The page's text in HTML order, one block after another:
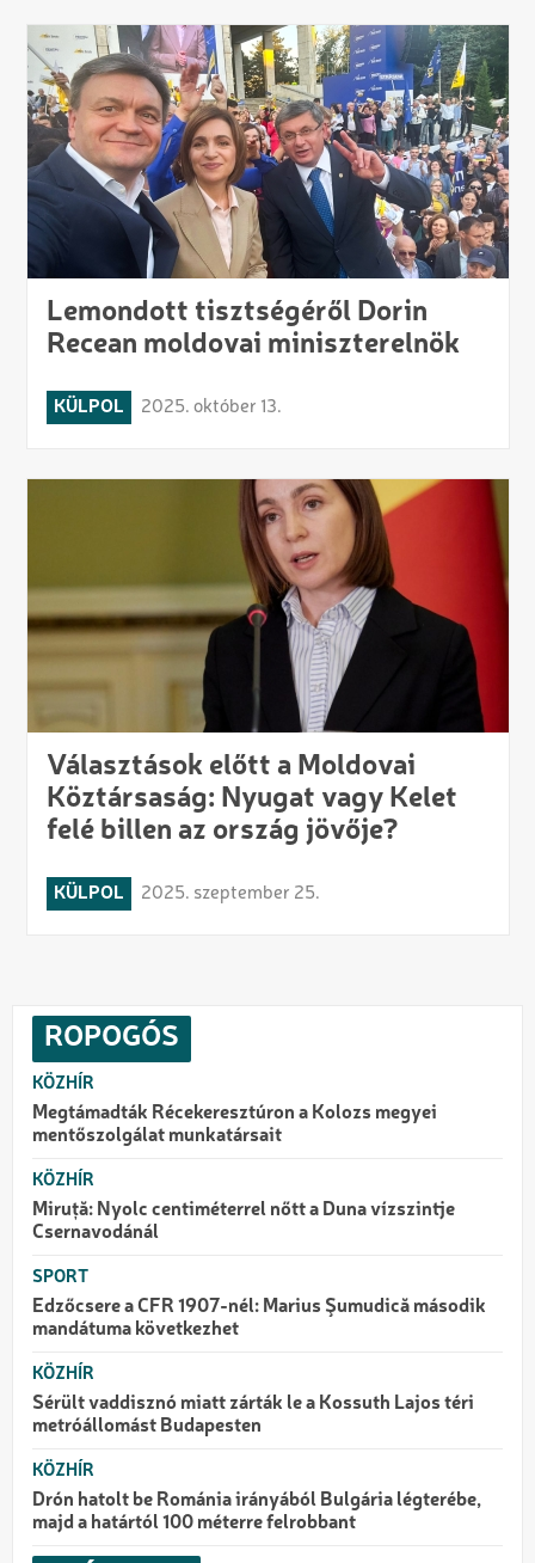
Lemondott tisztségéről Dorin
Recean moldovai miniszterelnök
KÜLPOL 2025. október 13.
Választások előtt a Moldovai
Köztársaság: Nyugat vagy Kelet
felé billen az ország jövője?
KÜLPOL 2025. szeptember 25.
ROPOGÓS
KÖZHÍR
Megtámadták Récekeresztúron a Kolozs megyei
mentőszolgálat munkatársait
KÖZHÍR
Miruță: Nyolc centiméterrel nőtt a Duna vízszintje
Csernavodánál
SPORT
Edzőcsere a CFR 1907-nél: Marius Şumudică második
mandátuma következhet
KÖZHÍR
Sérült vaddisznó miatt zárták le a Kossuth Lajos téri
metróállomást Budapesten
KÖZHÍR
Drón hatolt be Románia irányából Bulgária légterébe,
majd a határtól 100 méterre felrobbant